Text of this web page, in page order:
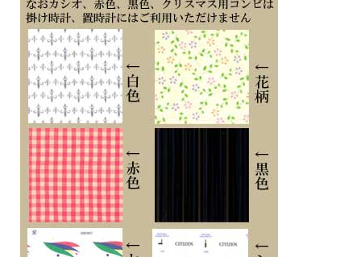
■美錠タイプ
■電池式
■電池寿命約2年
■スマートフォンと連携しない場合は、通常のクオーツ精度（平均月差±15秒）で
動作します
■２０気圧防水
■樹脂ケース
■無機ガラス
■LEDバックライト（オートライト機能、スーパーイルミネーター、残照機能、残
照時間切替（1.5秒/3秒）付き）
■1秒、100時間計、スプリット機能 （ストップウォッチ機能）
■時刻アラーム4本（スヌーズ機能付き）
■ワールドタイム機能、世界38都市（38タイムゾーン（スマートフォンとの連携に
より更新される場合があります）、サマータイム自動設定機能付き）＋UTC（協定
世界時）の時刻表示
■タイマー機能 最大5つの時間設定が可能なインターバル計測用のタイマー（セ
ット単位：1秒、最大セット：60分、1秒単位で計測、オートリピート）
■幅45.9mm×厚み15.mm×重さ58g
■耐衝撃構造（ショックレジスト）
■モバイルリンク機能（Automatic Connection、対応携帯電話とのBluetooth? 通信